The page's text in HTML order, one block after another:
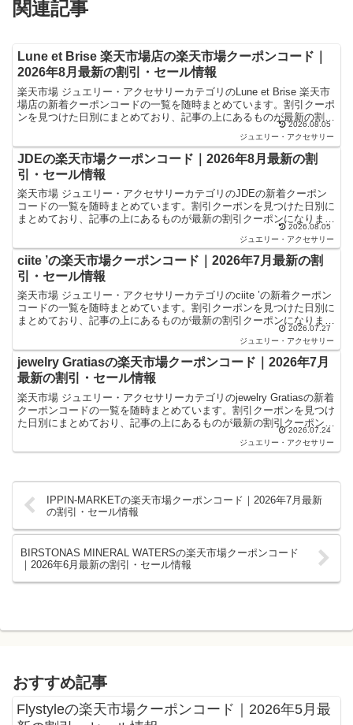
関連記事
Lune et Brise 楽天市場店の楽天市場クーポンコード｜
2026年8月最新の割引・セール情報
楽天市場 ジュエリー・アクセサリーカテゴリのLune et Brise 楽天市
場店の新着クーポンコードの一覧を随時まとめています。割引クーポ
ンを見つけた日別にまとめており、記事の上にあるものが最新の割引
2026.08.05
ジュエリー・アクセサリー
JDEの楽天市場クーポンコード｜2026年8月最新の割
引・セール情報
楽天市場 ジュエリー・アクセサリーカテゴリのJDEの新着クーポン
コードの一覧を随時まとめています。割引クーポンを見つけた日別に
まとめており、記事の上にあるものが最新の割引クーポンになりま
す。楽天スーパーセールやお買い物マラソンなどキャンペー...2026.08.05
ジュエリー・アクセサリー
ciite ’の楽天市場クーポンコード｜2026年7月最新の割
引・セール情報
楽天市場 ジュエリー・アクセサリーカテゴリのciite ’の新着クーポン
コードの一覧を随時まとめています。割引クーポンを見つけた日別に
まとめており、記事の上にあるものが最新の割引クーポンになりま
2026.07.27
ジュエリー・アクセサリー
jewelry Gratiasの楽天市場クーポンコード｜2026年7月
最新の割引・セール情報
楽天市場 ジュエリー・アクセサリーカテゴリのjewelry Gratiasの新着
クーポンコードの一覧を随時まとめています。割引クーポンを見つけ
た日別にまとめており、記事の上にあるものが最新の割引クーポンに
2026.07.24
ジュエリー・アクセサリー
IPPIN-MARKETの楽天市場クーポンコード｜2026年7月最新
の割引・セール情報
BIRSTONAS MINERAL WATERSの楽天市場クーポンコード
｜2026年6月最新の割引・セール情報
おすすめ記事
Flystyleの楽天市場クーポンコード｜2026年5月最